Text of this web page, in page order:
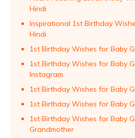
Hindi
Inspirational 1st Birthday
Hindi
1st Birthday Wishes for Baby
1st Birthday Wishes for Baby
Instagram
1st Birthday Wishes for Baby
1st Birthday Wishes for Baby
1st Birthday Wishes for Baby
Grandmother